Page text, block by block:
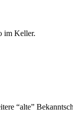
im Keller.
“alte”